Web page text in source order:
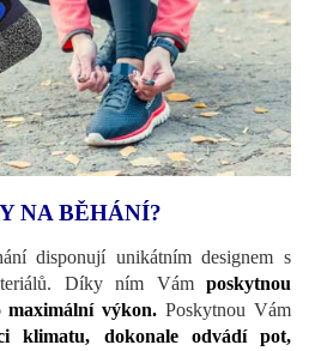
NA BĚHÁNÍ?
disponují unikátním designem s
Díky ním Vám poskytnou
výkon. Poskytnou Vám
klimatu, dokonale odvádí pot,